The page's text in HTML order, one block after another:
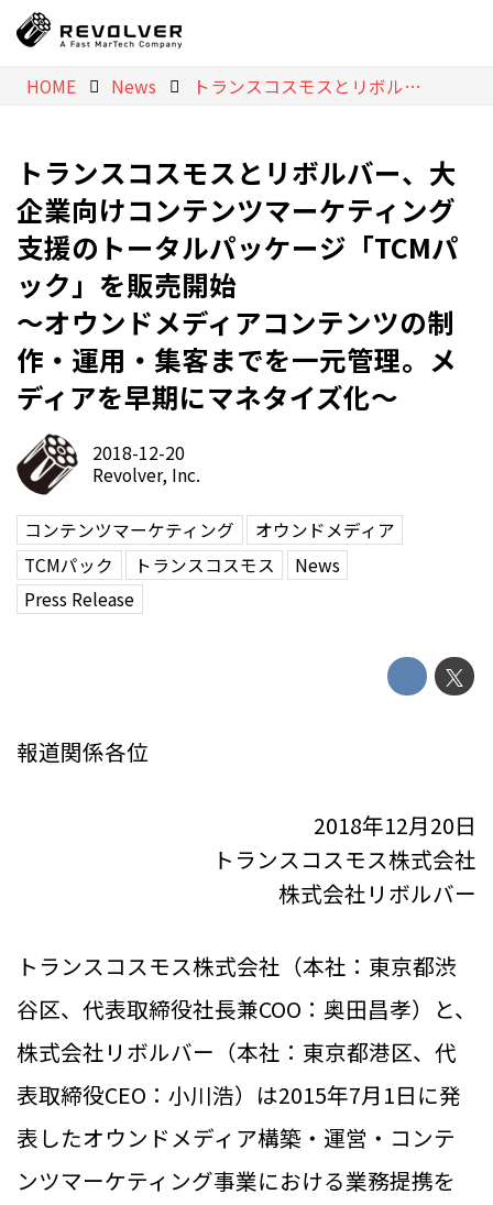
HOME News トランスコスモスとリボルバー、大企業向けコンテンツマーケティング支援のトータルパッケージ「TCMパック」を販売開始 ～オウンドメディアコンテンツの制作・運用・集客までを一元管理。メディアを早期にマネタイズ化～
トランスコスモスとリボルバー、大
企業向けコンテンツマーケティング
支援のトータルパッケージ「TCMパ
ック」を販売開始
～オウンドメディアコンテンツの制
作・運用・集客までを一元管理。メ
ディアを早期にマネタイズ化～
2018-12-20
Revolver, Inc.
コンテンツマーケティング
オウンドメディア
TCMパック
トランスコスモス
News
Press Release
報道関係各位
2018年12月20日
トランスコスモス株式会社
株式会社リボルバー
トランスコスモス株式会社（本社：東京都渋
谷区、代表取締役社長兼COO：奥田昌孝）と、
株式会社リボルバー（本社：東京都港区、代
表取締役CEO：小川浩）は2015年7月1日に発
表したオウンドメディア構築・運営・コンテ
ンツマーケティング事業における業務提携を